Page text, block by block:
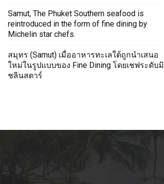
Samut, The Phuket Southern seafood is
reintroduced in the form of fine dining by
Michelin star chefs.
สมุทร (Samut) เมื่ออาหารทะเลใต้ถูกนำเสนอ
ใหม่ในรูปแบบของ Fine Dining โดยเชฟระดับมิ
ชลินสตาร์